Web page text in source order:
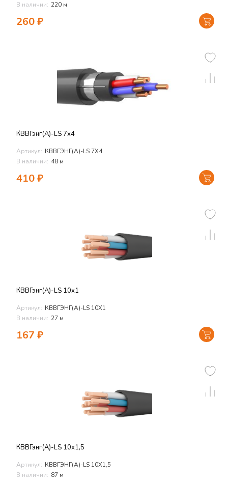
В наличии: 220 м
260₽
КВВГэнг(А)-LS 7х4
Артикул: КВВГЭНГ(А)-LS 7Х4
В наличии: 48 м
410₽
КВВГэнг(А)-LS 10х1
Артикул: КВВГЭНГ(А)-LS 10Х1
В наличии: 27 м
167 ₽
КВВГэнг(А)-LS 10х1,5
Артикул: КВВГЭНГ(А)-LS 10Х1,5
В наличии: 87 м